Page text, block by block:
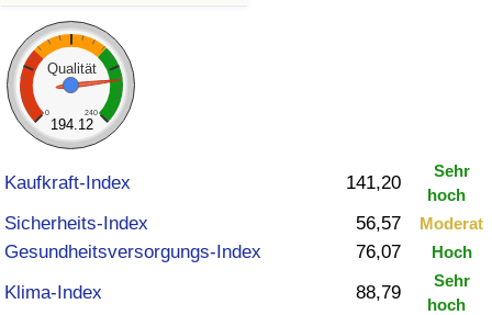
Qualität
0 240
194.12
Kaufkraft-Index 141,20
Sehr
hoch
Sicherheits-Index 56,57 Moderat
Gesundheitsversorgungs-Index 76,07 Hoch
Klima-Index 88,79
Sehr
hoch
Lebenshaltungskosten-Index
Lebenshaltungskosten-Index nach Land
in Akaba
Immobilienpreis-Index
Immobilienpreis-Index nach Land
Lebensqualität-Index (aktuell)
Lebensqualitätsindex nach Land
Kriminalität
Kriminalitäts-Index